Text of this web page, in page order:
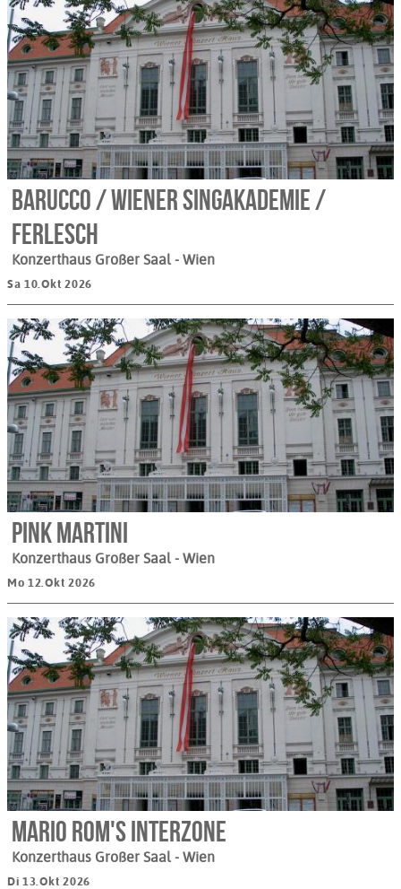
Barucco / Wiener Singakademie /
Ferlesch
Konzerthaus Großer Saal - Wien
Sa 10.Okt 2026
Pink Martini
Konzerthaus Großer Saal - Wien
Mo 12.Okt 2026
Mario Rom's Interzone
Konzerthaus Großer Saal - Wien
Di 13.Okt 2026